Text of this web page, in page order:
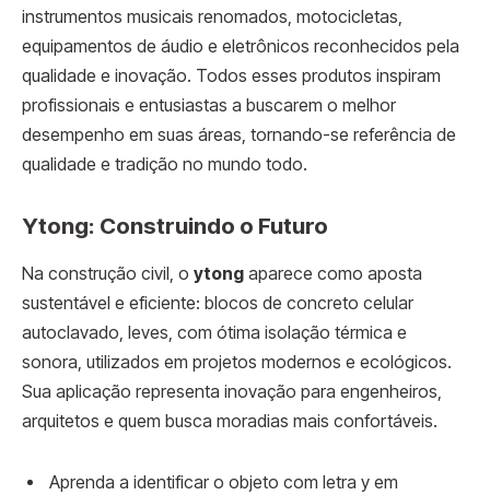
instrumentos musicais renomados, motocicletas,
equipamentos de áudio e eletrônicos reconhecidos pela
qualidade e inovação. Todos esses produtos inspiram
profissionais e entusiastas a buscarem o melhor
desempenho em suas áreas, tornando-se referência de
qualidade e tradição no mundo todo.
Ytong: Construindo o Futuro
Na construção civil, o ytong aparece como aposta
sustentável e eficiente: blocos de concreto celular
autoclavado, leves, com ótima isolação térmica e
sonora, utilizados em projetos modernos e ecológicos.
Sua aplicação representa inovação para engenheiros,
arquitetos e quem busca moradias mais confortáveis.
Aprenda a identificar o objeto com letra y em